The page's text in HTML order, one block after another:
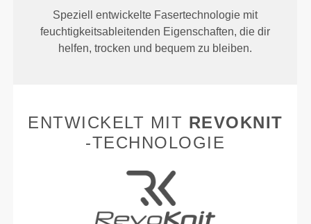
Speziell entwickelte Fasertechnologie mit
feuchtigkeitsableitenden Eigenschaften, die dir
helfen, trocken und bequem zu bleiben.
ENTWICKELT MIT REVOKNIT
-TECHNOLOGIE